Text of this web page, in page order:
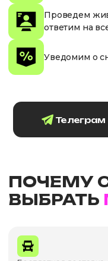
Проведем
ответим на
Уведомим о
Телеграм
ПОЧЕМУ
ВЫБРАТЬ